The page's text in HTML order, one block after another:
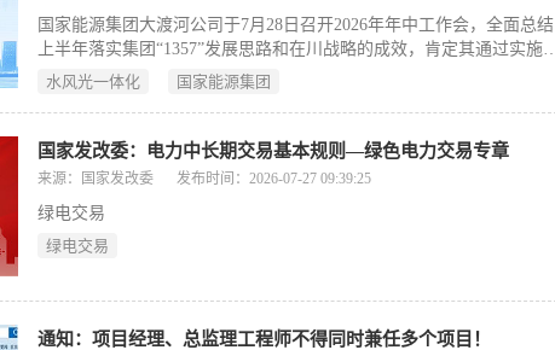
国家能源集团大渡河公司于7月28日召开2026年年中工作会，全面总结
上半年落实集团“1357”发展思路和在川战略的成效，肯定其通过实施
“十大攻坚行动”超额完成提质增效目标。会议立足“十五五”规划起势、
地建设，推动高质量增量发展；加强科技攻关与数智赋能，培育新质生
产力；推进扁平化管理与资源整合，提升现代治理能力；统筹安全环保
展，要求各级单位对标年度目标与“十五五”规划，动态优化任务清单，
确保全年任务高质量完成。（199字）
水风光一体化 国家能源集团
国家发改委：电力中长期交易基本规则—绿色电力交易专章
来源：国家发改委 发布时间：2026-07-27 09:39:25
绿电交易
绿电交易
通知：项目经理、总监理工程师不得同时兼任多个项目！